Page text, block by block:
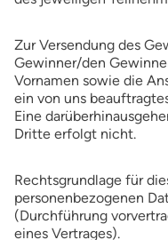
Zur Versendung des
Gewinner/den
Vornamen sowie die
ein von uns
Eine
Dritte erfolgt nicht.
Rechtsgrundlage für
personenbezogenen
(Durchführung
eines Vertrages).